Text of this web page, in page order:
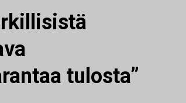
tulosta”